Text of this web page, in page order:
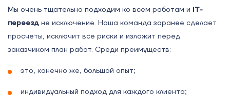
Мы очень тщательно подходим ко всем работам и IT-
переезд не исключение. Наша команда заранее сделает
просчеты, исключит все риски и изложит перед
заказчиком план работ. Среди преимуществ:
это, конечно же, большой опыт;
индивидуальный подход для каждого клиента;